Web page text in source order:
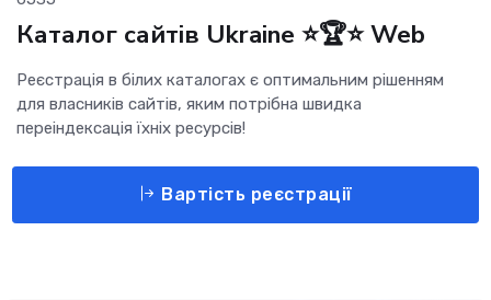
Каталог сайтів Ukraine ⭐🏆⭐ Web
Реєстрація в білих каталогах є оптимальним рішенням
для власників сайтів, яким потрібна швидка
переіндексація їхніх ресурсів!
Вартість реєстрації